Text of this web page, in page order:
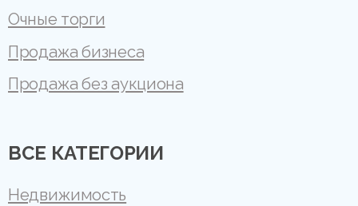
Очные торги
Продажа бизнеса
Продажа без аукциона
ВСЕ КАТЕГОРИИ
Недвижимость